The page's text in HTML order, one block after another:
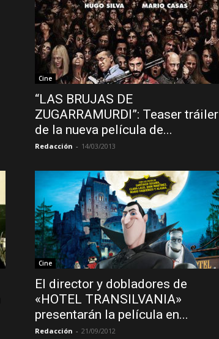
Cine
“LAS BRUJAS DE
ZUGARRAMURDI”: Teaser tráiler
de la nueva película de...
Redacción - 14/03/2013
Cine
El director y dobladores de
«HOTEL TRANSILVANIA»
presentarán la película en...
Redacción - 21/09/2012